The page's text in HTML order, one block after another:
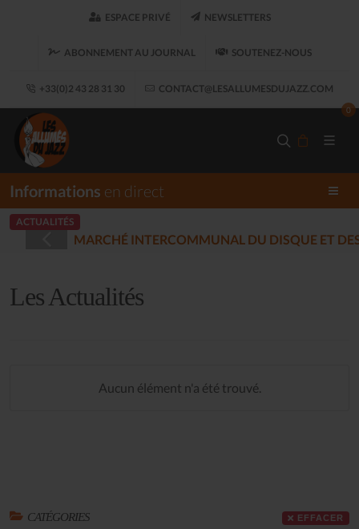
ESPACE PRIVÉ NEWSLETTERS
ABONNEMENT AU JOURNAL SOUTENEZ-NOUS
+33(0)2 43 28 31 30 CONTACT@LESALLUMESDUJAZZ.COM
0
Informations en direct
ACTUALITÉS
- PLOUARET(2025-12-17)
Les Actualités
Aucun élément n'a été trouvé.
CATÉGORIES EFFACER